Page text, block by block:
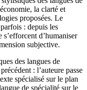
la clarté et
proposées. Le
: depuis les
d’humaniser
subjective.
des langues de
: l’auteure passe
spécialisé sur le plan
de spécialité sur le